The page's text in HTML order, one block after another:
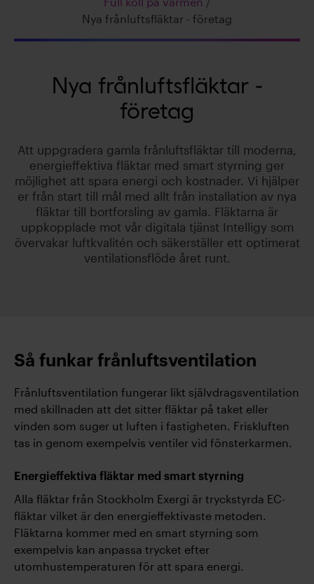
Nya frånluftsfläktar - företag
Nya frånluftsfläktar -
företag
Att uppgradera gamla frånluftsfläktar till moderna,
energieffektiva fläktar med smart styrning ger
möjlighet att spara energi och kostnader. Vi hjälper
er från start till mål med allt från installation av nya
fläktar till bortforsling av gamla. Fläktarna är
uppkopplade mot vår digitala tjänst Intelligy som
övervakar luftkvalitén och säkerställer ett optimerat
ventilationsflöde året runt.
Så funkar frånluftsventilation
Frånluftsventilation fungerar likt självdragsventilation
med skillnaden att det sitter fläktar på taket eller
vinden som suger ut luften i fastigheten. Friskluften
tas in genom exempelvis ventiler vid fönsterkarmen.
Energieffektiva fläktar med smart styrning
Alla fläktar från Stockholm Exergi är tryckstyrda EC-
fläktar vilket är den energieffektivaste metoden.
Fläktarna kommer med en smart styrning som
exempelvis kan anpassa trycket efter
utomhustemperaturen för att spara energi.